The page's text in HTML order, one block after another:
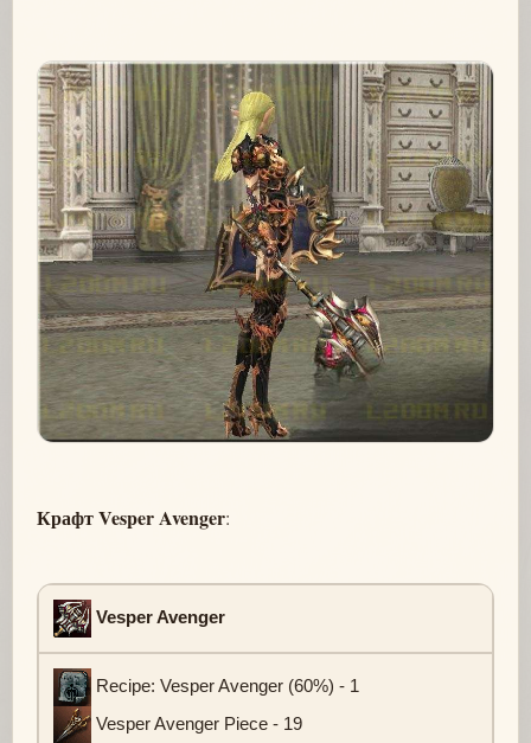
Крафт Vesper Avenger:
Vesper Avenger
Recipe: Vesper Avenger (60%) - 1
Vesper Avenger Piece - 19